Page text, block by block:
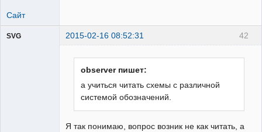
Сайт
42
SVG 2015-02-16 08:52:31
observer пишет:
а учиться читать схемы с различной
системой обозначений.
Я так понимаю, вопрос возник не как читать, а